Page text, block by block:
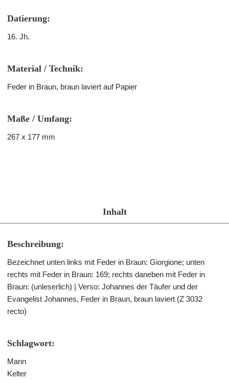
Datierung:
16. Jh.
Material / Technik:
Feder in Braun, braun laviert auf Papier
Maße / Umfang:
267 x 177 mm
Inhalt
Beschreibung:
Bezeichnet unten links mit Feder in Braun: Giorgione; unten
rechts mit Feder in Braun: 169; rechts daneben mit Feder in
Braun: (unleserlich) | Verso: Johannes der Täufer und der
Evangelist Johannes, Feder in Braun, braun laviert (Z 3032
recto)
Schlagwort:
Mann
Kelter